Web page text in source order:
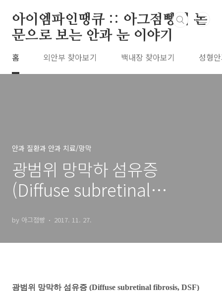
아이엠파인땡큐 :: 아그점빵의 논
문으로 보는 안과 눈 이야기
홈 외안부 찾아보기 백내장 찾아보기 성형
안과 질환과 안과 치료/망막
광범위 망막하 섬유증
(Diffuse subretinal
by 아그점빵 2017. 11. 27.
광범위 망막하 섬유증 (Diffuse subretinal fibrosis, DSF)